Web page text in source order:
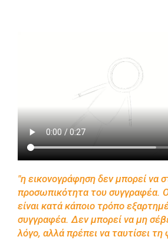
"η εικονογράφηση δεν μπορεί να
προσωπικότητα του συγγραφέα.
είναι κατά κάποιο τρόπο
συγγραφέα. Δεν μπορεί να μη
λόγο, αλλά πρέπει να ταυτίσει